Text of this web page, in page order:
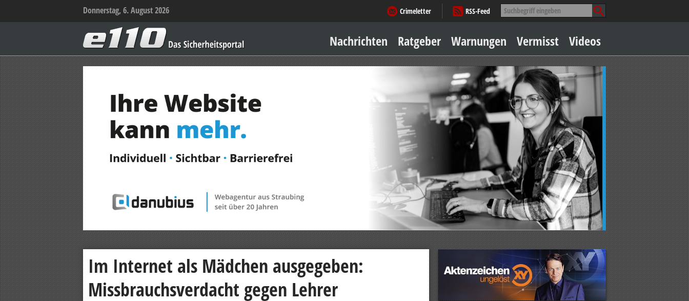
Donnerstag, 6. August 2026 Suche
nach:
Crimeletter
RSS-Feed
–
Das
Sicherheitsportal
Inhalt
springen
Nachrichten Ratgeber
Sicher zu Hause
Geld & Einkauf
Amore & mehr
Mobiles Leben
Arbeitsleben
Warnungen Vermisst Videos
Im Internet als Mädchen ausgegeben:
Missbrauchsverdacht gegen Lehrer